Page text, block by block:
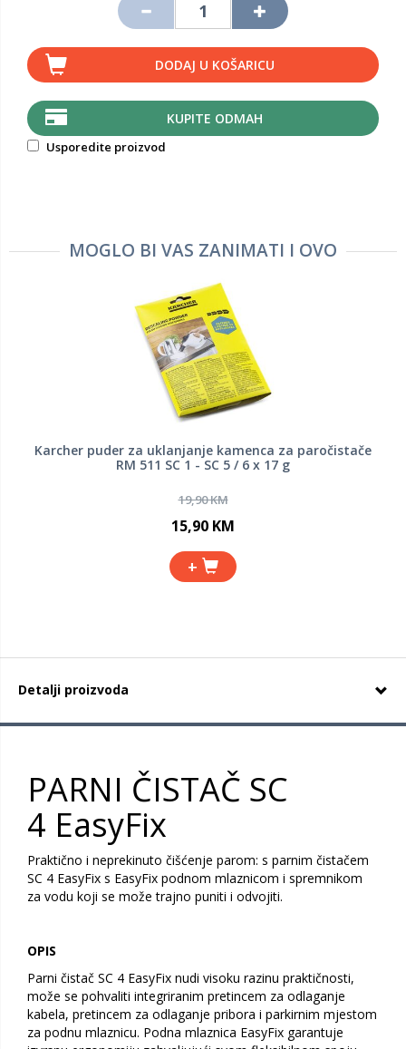
DODAJ U KOŠARICU
KUPITE ODMAH
Usporedite proizvod
MOGLO BI VAS ZANIMATI I OVO
Karcher puder za uklanjanje kamenca za paročistače
RM 511 SC 1 - SC 5 / 6 x 17 g
19,90 KM
15,90 KM
+
Detalji proizvoda
PARNI ČISTAČ SC
4 EasyFix
Praktično i neprekinuto čišćenje parom: s parnim čistačem
SC 4 EasyFix s EasyFix podnom mlaznicom i spremnikom
za vodu koji se može trajno puniti i odvojiti.
OPIS
Parni čistač SC 4 EasyFix nudi visoku razinu praktičnosti,
može se pohvaliti integriranim pretincem za odlaganje
kabela, pretincem za odlaganje pribora i parkirnim mjestom
za podnu mlaznicu. Podna mlaznica EasyFix garantuje